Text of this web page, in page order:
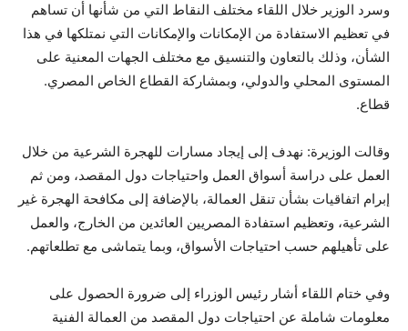
وسرد الوزير خلال اللقاء مختلف النقاط التي من شأنها أن تساهم
في تعظيم الاستفادة من الإمكانات والإمكانات التي نمتلكها في هذا
الشأن، وذلك بالتعاون والتنسيق مع مختلف الجهات المعنية على
المستوى المحلي والدولي، وبمشاركة القطاع الخاص المصري.
قطاع.
وقالت الوزيرة: نهدف إلى إيجاد مسارات للهجرة الشرعية من خلال
العمل على دراسة أسواق العمل واحتياجات دول المقصد، ومن ثم
إبرام اتفاقيات بشأن تنقل العمالة، بالإضافة إلى مكافحة الهجرة غير
الشرعية، وتعظيم استفادة المصريين العائدين من الخارج، والعمل
على تأهيلهم حسب احتياجات الأسواق، وبما يتماشى مع تطلعاتهم.
وفي ختام اللقاء أشار رئيس الوزراء إلى ضرورة الحصول على
معلومات شاملة عن احتياجات دول المقصد من العمالة الفنية